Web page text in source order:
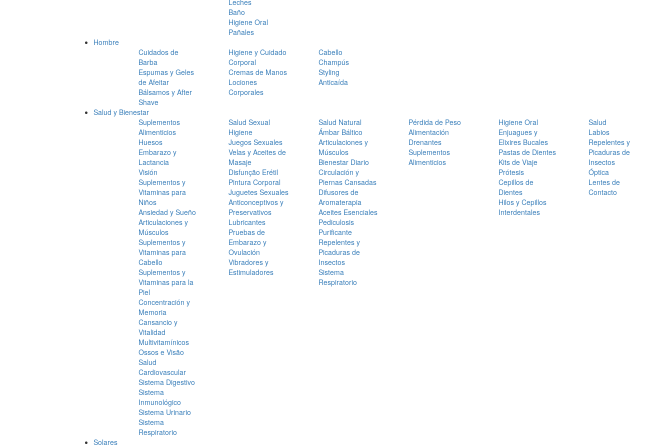
Leches
Baño
Higiene Oral
Pañales
Hombre
Cuidados de
Barba
Espumas y Geles
de Afeitar
Bálsamos y After
Shave
Higiene y Cuidado
Corporal
Cremas de Manos
Lociones
Corporales
Cabello
Champús
Styling
Anticaída
Salud y Bienestar
Suplementos
Alimenticios
Huesos
Embarazo y
Lactancia
Visión
Suplementos y
Vitaminas para
Niños
Ansiedad y Sueño
Articulaciones y
Músculos
Suplementos y
Vitaminas para
Cabello
Suplementos y
Vitaminas para la
Piel
Concentración y
Memoria
Cansancio y
Vitalidad
Multivitamínicos
Ossos e Visão
Salud
Cardiovascular
Sistema Digestivo
Sistema
Inmunológico
Sistema Urinario
Sistema
Respiratorio
Salud Sexual
Higiene
Juegos Sexuales
Velas y Aceites de
Masaje
Disfunção Erétil
Pintura Corporal
Juguetes Sexuales
Anticonceptivos y
Preservativos
Lubricantes
Pruebas de
Embarazo y
Ovulación
Vibradores y
Estimuladores
Salud Natural
Ámbar Báltico
Articulaciones y
Músculos
Bienestar Diario
Circulación y
Piernas Cansadas
Difusores de
Aromaterapia
Aceites Esenciales
Pediculosis
Purificante
Repelentes y
Picaduras de
Insectos
Sistema
Respiratorio
Pérdida de Peso
Alimentación
Drenantes
Suplementos
Alimenticios
Higiene Oral
Enjuagues y
Elixires Bucales
Pastas de Dientes
Kits de Viaje
Prótesis
Cepillos de
Dientes
Hilos y Cepillos
Interdentales
Salud
Labios
Repelentes y
Picaduras de
Insectos
Óptica
Lentes de
Contacto
Solares